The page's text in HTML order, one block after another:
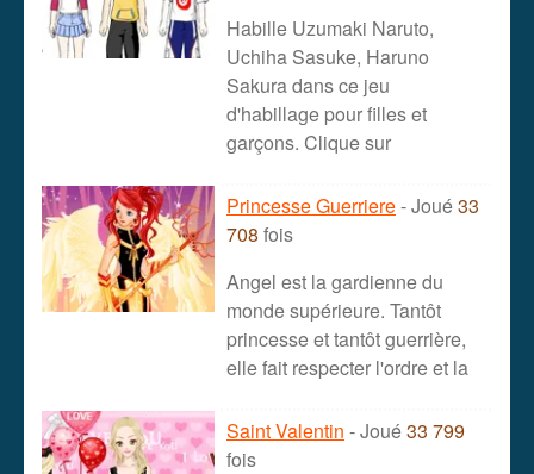
Habille Uzumaki Naruto,
Uchiha Sasuke, Haruno
Sakura dans ce jeu
d'habillage pour filles et
garçons. Clique sur
Princesse Guerriere- Joué33
708 fois
Angel est la gardienne du
monde supérieure. Tantôt
princesse et tantôt guerrière,
elle fait respecter l'ordre et la
Saint Valentin - Joué33 799
fois